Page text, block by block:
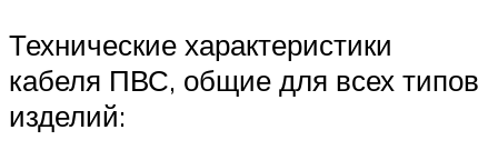
Технические характеристики
кабеля ПВС, общие для всех типов
изделий: